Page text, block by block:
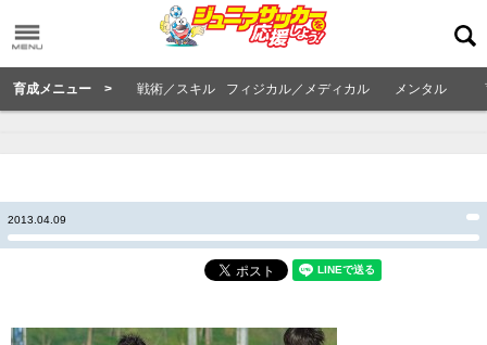
育成メニュー > 戦術／スキル フィジカル／メディカル メンタル
2013.04.09